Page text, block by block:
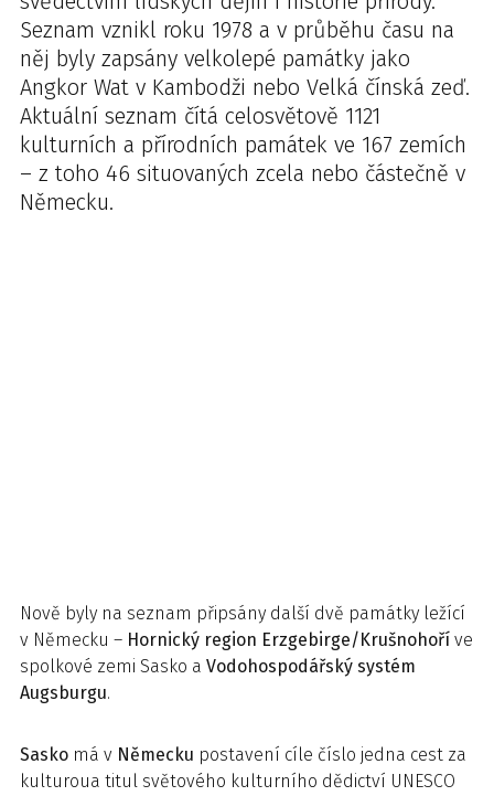
Seznam vznikl roku 1978 a v průběhu času na
něj byly zapsány velkolepé památky jako
Angkor Wat v Kambodži nebo Velká čínská zeď.
Aktuální seznam čítá celosvětově 1121
kulturních a přírodních památek ve 167 zemích
– z toho 46 situovaných zcela nebo částečně v
Německu.
Nově byly na seznam připsány další dvě památky ležící
v Německu – Hornický region Erzgebirge/Krušnohoří ve
spolkové zemi Sasko a Vodohospodářský systém
Augsburgu.
Sasko má v Německu postavení cíle číslo jedna cest za
kulturoua titul světového kulturního dědictví UNESCO